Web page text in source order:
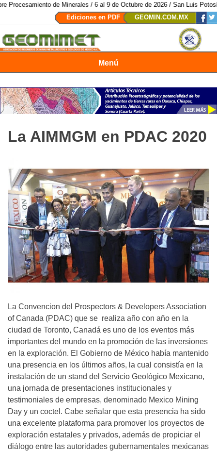
de Minerales / 6 al 9 de Octubre de 2026 / San Luis Potosí, SLP //
Ediciones en PDF
GEOMIN.COM.MX
Menú
La AIMMGM en PDAC 2020
La Convencion del Prospectors & Developers Association
of Canada (PDAC) que se realiza año con año en la
ciudad de Toronto, Canadá es uno de los eventos más
importantes del mundo en la promoción de las inversiones
en la exploración. El Gobierno de México había mantenido
una presencia en los últimos años, la cual consistía en la
instalación de un stand del Servicio Geológico Mexicano,
una jornada de presentaciones institucionales y
testimoniales de empresas, denominado Mexico Mining
Day y un coctel. Cabe señalar que esta presencia ha sido
una excelente plataforma para promover los proyectos de
exploración estatales y privados, además de propiciar el
diálogo entre las autoridades gubernamentales mexicanas